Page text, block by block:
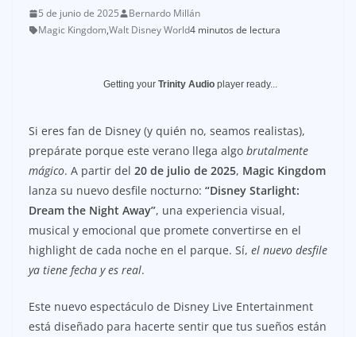
5 de junio de 2025
Bernardo Millán
Magic Kingdom,Walt Disney World4 minutos de lectura
Getting your Trinity Audio player ready...
Si eres fan de Disney (y quién no, seamos realistas),
prepárate porque este verano llega algo brutalmente
mágico. A partir del 20 de julio de 2025, Magic Kingdom
lanza su nuevo desfile nocturno: “Disney Starlight:
Dream the Night Away”, una experiencia visual,
musical y emocional que promete convertirse en el
highlight de cada noche en el parque. Sí, el nuevo desfile
ya tiene fecha y es real.
Este nuevo espectáculo de Disney Live Entertainment
está diseñado para hacerte sentir que tus sueños están